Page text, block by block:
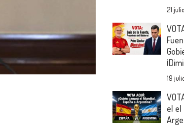
21
19
el el